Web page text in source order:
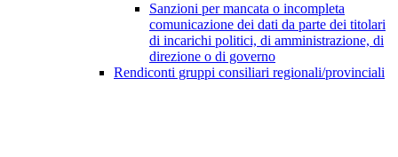
Sanzioni per mancata o incompleta
comunicazione dei dati da parte dei titolari
di incarichi politici, di amministrazione, di
direzione o di governo
Rendiconti gruppi consiliari regionali/provinciali